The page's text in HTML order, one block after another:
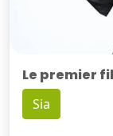
Le premier
Sia